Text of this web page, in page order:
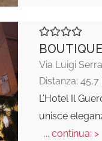
Via Luigi
Distanza: 45,7
L’Hotel Il
unisce
... continua: >